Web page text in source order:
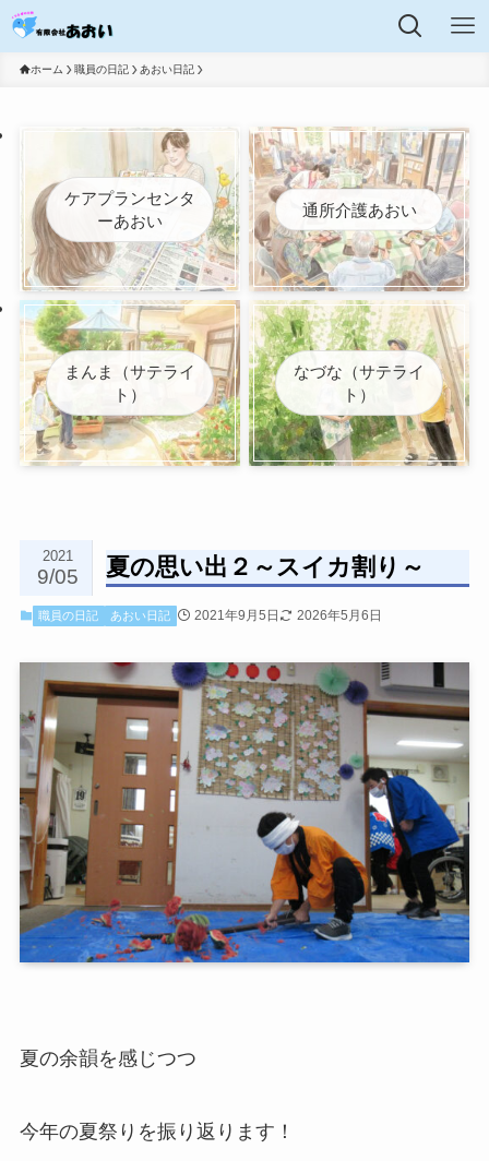
ホーム 職員の日記 あおい日記
ケアプランセンタ
ーあおい
通所介護あおい
まんま（サテライ
ト）
なづな（サテライ
ト）
夏の思い出２～スイカ割り～
2021
9/05
職員の日記 あおい日記 2021年9月5日 2026年5月6日
夏の余韻を感じつつ
今年の夏祭りを振り返ります！